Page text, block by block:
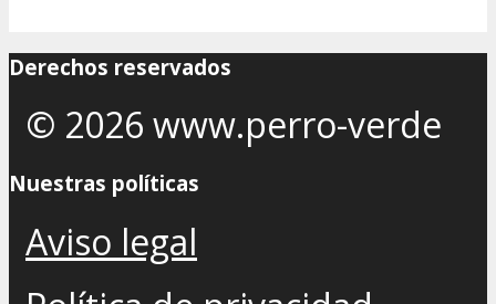
Derechos reservados
© 2026 www.perro-verde
Nuestras políticas
Aviso legal